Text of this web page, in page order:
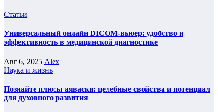
Статьи
Универсальный онлайн DICOM-вьюер: удобство и
эффективность в медицинской диагностике
Авг 6, 2025 Alex
Наука и жизнь
Познайте плюсы аяваски: целебные свойства и потенциал
для духовного развития